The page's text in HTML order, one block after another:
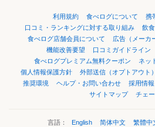
利用規約 食べログについて
携
口コミ・ランキングに対する取り組み
飲
食べログ店舗会員について
広告（メーカ
機能改善要望
口コミガイドライン
食べログプレミアム無料クーポン
ネッ
個人情報保護方針
外部送信（オプトアウト）
推奨環境
ヘルプ・お問い合わせ 採用情報
サイトマップ
チェ
言語： English 简体中文 繁體中